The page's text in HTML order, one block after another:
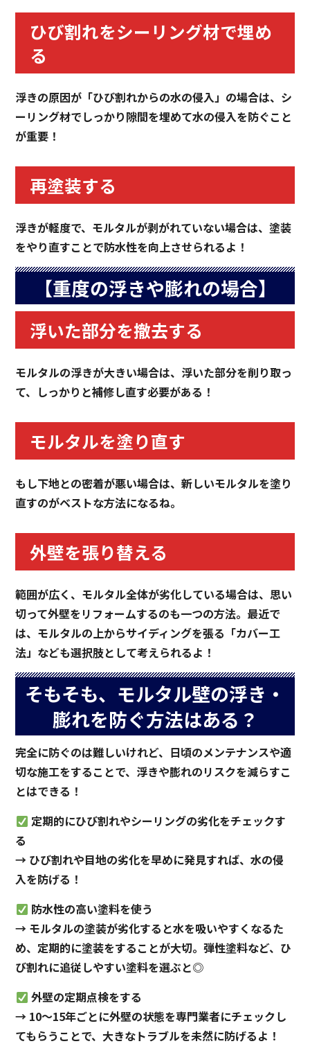
ひび割れをシーリング材で埋め
る
浮きの原因が「ひび割れからの水の侵入」の場合は、シ
ーリング材でしっかり隙間を埋めて水の侵入を防ぐこと
が重要！
再塗装する
浮きが軽度で、モルタルが剥がれていない場合は、塗装
をやり直すことで防水性を向上させられるよ！
【重度の浮きや膨れの場合】
浮いた部分を撤去する
モルタルの浮きが大きい場合は、浮いた部分を削り取っ
て、しっかりと補修し直す必要がある！
モルタルを塗り直す
もし下地との密着が悪い場合は、新しいモルタルを塗り
直すのがベストな方法になるね。
外壁を張り替える
範囲が広く、モルタル全体が劣化している場合は、思い
切って外壁をリフォームするのも一つの方法。最近で
は、モルタルの上からサイディングを張る「カバー工
法」なども選択肢として考えられるよ！
そもそも、モルタル壁の浮き・
膨れを防ぐ方法はある？
完全に防ぐのは難しいけれど、日頃のメンテナンスや適
切な施工をすることで、浮きや膨れのリスクを減らすこ
とはできる！
定期的にひび割れやシーリングの劣化をチェックす
る
→ ひび割れや目地の劣化を早めに発見すれば、水の侵
入を防げる！
防水性の高い塗料を使う
→ モルタルの塗装が劣化すると水を吸いやすくなるた
め、定期的に塗装をすることが大切。弾性塗料など、ひ
び割れに追従しやすい塗料を選ぶと◎
外壁の定期点検をする
→ 10～15年ごとに外壁の状態を専門業者にチェックし
てもらうことで、大きなトラブルを未然に防げるよ！